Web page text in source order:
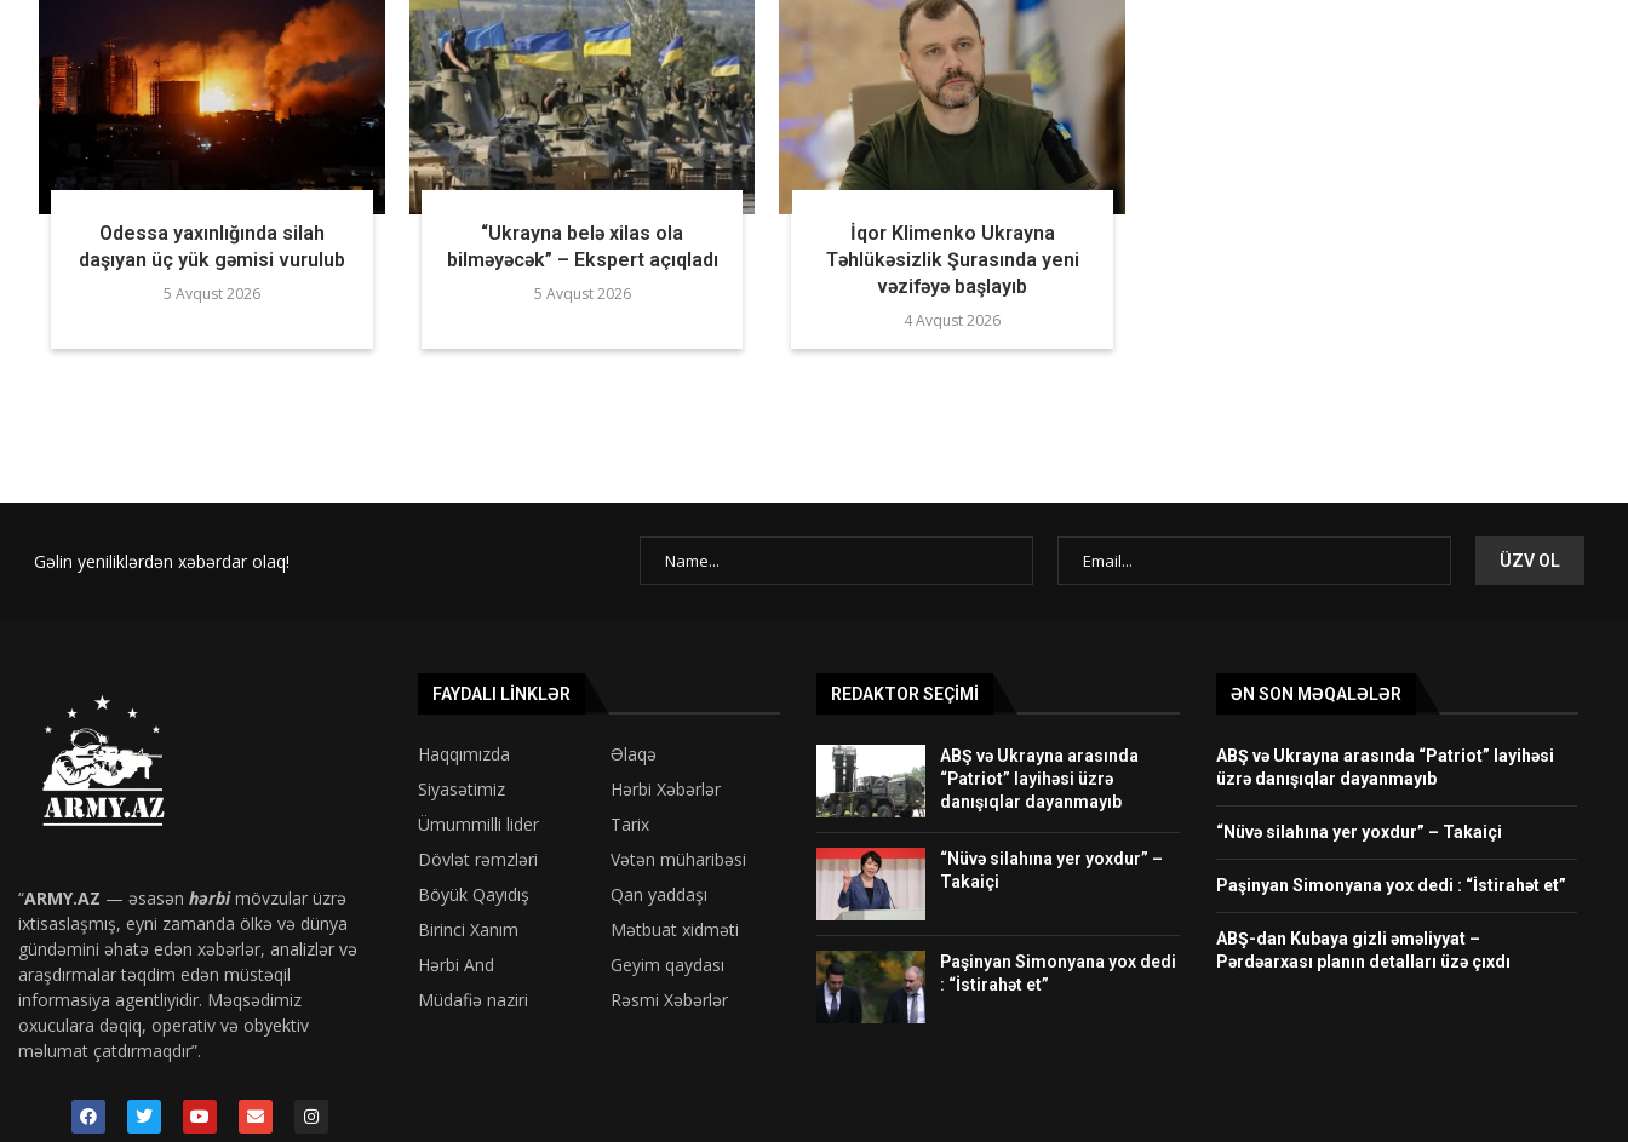
Odessa yaxınlığında silah
daşıyan üç yük gəmisi vurulub
5 Avqust 2026
“Ukrayna belə xilas ola
bilməyəcək” – Ekspert açıqladı
5 Avqust 2026
İqor Klimenko Ukrayna
Təhlükəsizlik Şurasında yeni
vəzifəyə başlayıb
4 Avqust 2026
Gəlin yeniliklərdən xəbərdar olaq!
“ARMY.AZ — əsasən hərbimövzular üzrə
ixtisaslaşmış, eyni zamanda ölkə və dünya
gündəmini əhatə edən xəbərlər, analizlər və
araşdırmalar təqdim edən müstəqil
informasiya agentliyidir. Məqsədimiz
oxuculara dəqiq, operativ və obyektiv
məlumat çatdırmaqdır”.
FAYDALI LINKLƏR
Haqqımızda
Əlaqə
Siyasətimiz
Hərbi Xəbərlər
Ümummilli lider
Tarix
Dövlət rəmzləri
Vətən müharibəsi
Böyük Qayıdış
Qan yaddaşı
Birinci Xanım
Mətbuat xidməti
Hərbi And
Geyim qaydası
Müdafiə naziri
Rəsmi Xəbərlər
REDAKTOR SEÇIMI
ABŞ və Ukrayna arasında
“Patriot” layihəsi üzrə
danışıqlar dayanmayıb
“Nüvə silahına yer yoxdur” –
Takaiçi
Paşinyan Simonyana yox dedi
: “İstirahət et”
ƏN SON MƏQALƏLƏR
ABŞ və Ukrayna arasında “Patriot” layihəsi
üzrə danışıqlar dayanmayıb
“Nüvə silahına yer yoxdur” – Takaiçi
Paşinyan Simonyana yox dedi : “İstirahət et”
ABŞ-dan Kubaya gizli əməliyyat –
Pərdəarxası planın detalları üzə çıxdı